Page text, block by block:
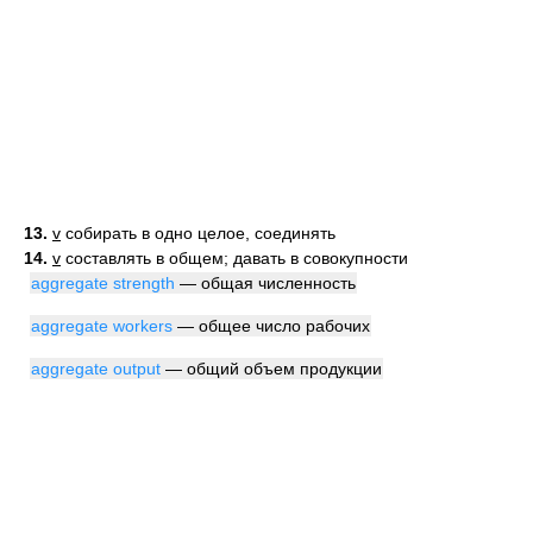
13. v собирать в одно целое, соединять
14. v составлять в общем; давать в совокупности
aggregate strength — общая численность
aggregate workers — общее число рабочих
aggregate output — общий объем продукции